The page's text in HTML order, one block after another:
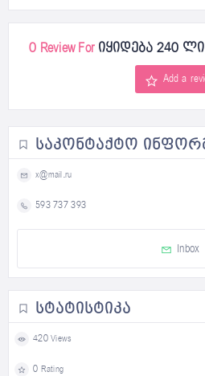
0 Review Forიყიდება 240
Add a
ᲡᲐᲙᲝᲜᲢᲐᲥᲢᲝ
x@mail.ru
593 737 393
Inbox
ᲡᲢᲐᲢᲘᲡᲢᲘᲙᲐ
420 Views
0 Rating